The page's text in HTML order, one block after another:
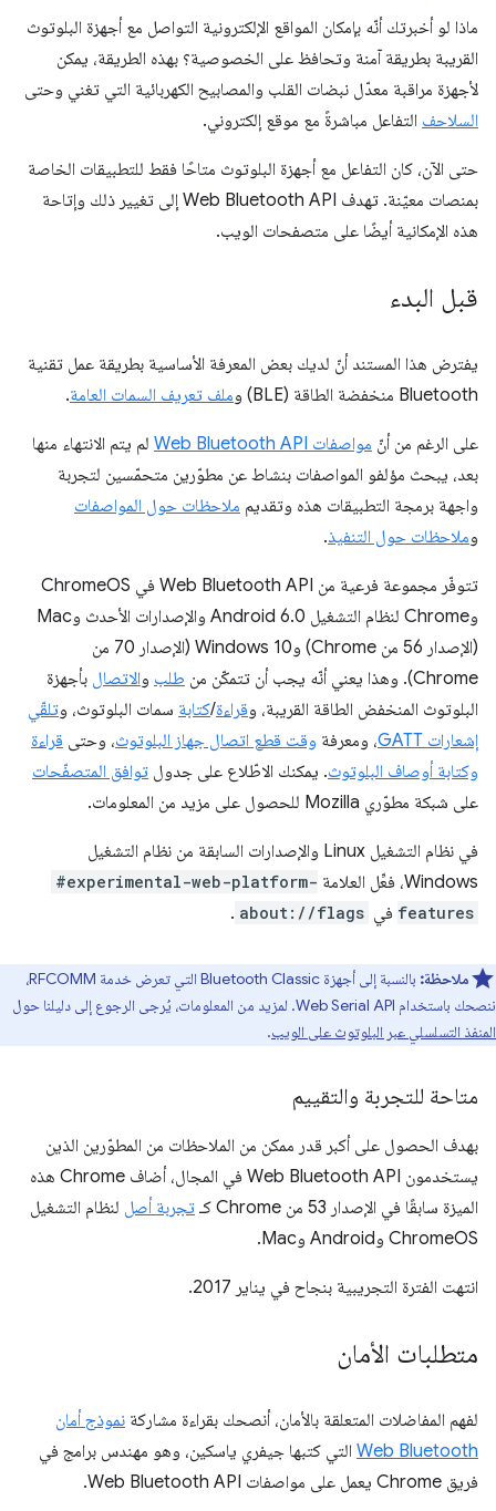
ماذا لو أخبرتك أنّه بإمكان المواقع الإلكترونية التواصل مع أجهزة البلوتوث
القريبة بطريقة آمنة وتحافظ على الخصوصية؟ بهذه الطريقة، يمكن
لأجهزة مراقبة معدّل نبضات القلب والمصابيح الكهربائية التي تغني وحتى
السلاحف التفاعل مباشرةً مع موقع إلكتروني.
حتى الآن، كان التفاعل مع أجهزة البلوتوث متاحًا فقط للتطبيقات الخاصة
بمنصات معيّنة. تهدف Web Bluetooth API إلى تغيير ذلك وإتاحة
هذه الإمكانية أيضًا على متصفحات الويب.
قبل البدء
يفترض هذا المستند أنّ لديك بعض المعرفة الأساسية بطريقة عمل تقنية
Bluetooth منخفضة الطاقة (BLE) و
ملف تعريف السمات العامة.
على الرغم من أنّ مواصفات Web Bluetooth API
لم يتم الانتهاء منها
بعد، يبحث مؤلفو المواصفات بنشاط عن مطوّرين متحمّسين لتجربة
واجهة برمجة التطبيقات هذه وتقديم ملاحظات حول المواصفات
وملاحظات حول التنفيذ.
تتوفّر مجموعة فرعية من Web Bluetooth API في ChromeOS
وChrome لنظام التشغيل Android 6.0 والإصدارات الأحدث وMac
(الإصدار 56 من Chrome) وWindows 10 (الإصدار 70 من
Chrome). وهذا يعني أنّه يجب أن تتمكّن من
طلب والاتصال بأجهزة
البلوتوث المنخفض الطاقة القريبة، وقراءة/كتابة سمات البلوتوث، وتلقّي
إشعارات GATT
، ومعرفة وقت قطع اتصال جهاز البلوتوث، وحتى قراءة
وكتابة أوصاف البلوتوث. يمكنك الاطّلاع على جدول توافق المتصفّحات
على شبكة مطوّري Mozilla للحصول على مزيد من المعلومات.
في نظام التشغيل Linux والإصدارات السابقة من نظام التشغيل
Windows، فعِّل العلامة
#experimental-web-platform-
features في about://flags
.
ملاحظة:
بالنسبة إلى أجهزة Bluetooth Classic التي تعرض خدمة RFCOMM،
ننصحك باستخدام Web Serial API. لمزيد من المعلومات، يُرجى الرجوع إلى دليلنا حول
المنفذ التسلسلي عبر البلوتوث على الويب.
متاحة للتجربة والتقييم
بهدف الحصول على أكبر قدر ممكن من الملاحظات من المطوّرين الذين
يستخدمون Web Bluetooth API في المجال، أضاف Chrome هذه
الميزة سابقًا في الإصدار 53 من Chrome كـ
تجربة أصل لنظام التشغيل
ChromeOS وAndroid وMac.
انتهت الفترة التجريبية بنجاح في يناير 2017.
متطلبات الأمان
لفهم المفاضلات المتعلقة بالأمان، أنصحك بقراءة مشاركة نموذج أمان
Web Bluetooth التي كتبها جيفري ياسكين، وهو مهندس برامج في
فريق Chrome يعمل على مواصفات Web Bluetooth API.